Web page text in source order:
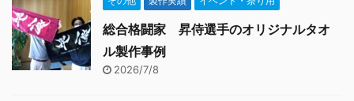
総合格闘家 昇侍選手のオリジナルタオ
ル製作事例
2026/7/8